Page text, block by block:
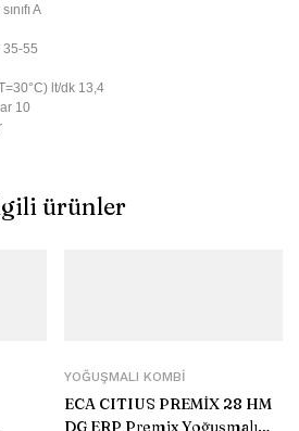
A
35-55
lt/dk 13,4
10
ürünler
YOĞUŞMALI KOMBI
ECA CITIUS PREMİX 28 HM
DG ERP Premix Yoğuşmalı